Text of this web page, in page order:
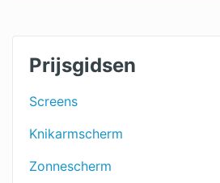
Prijsgidsen
Screens
Knikarmscherm
Zonnescherm